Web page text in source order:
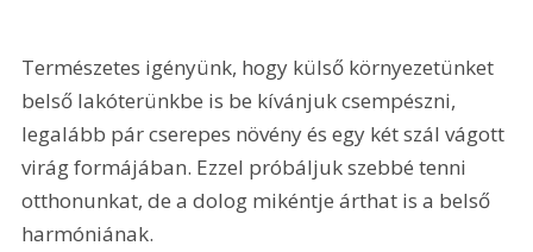
Természetes igényünk, hogy külső környezetünket
belső lakóterünkbe is be kívánjuk csempészni,
legalább pár cserepes növény és egy két szál vágott
virág formájában. Ezzel próbáljuk szebbé tenni
otthonunkat, de a dolog mikéntje árthat is a belső
harmóniának.